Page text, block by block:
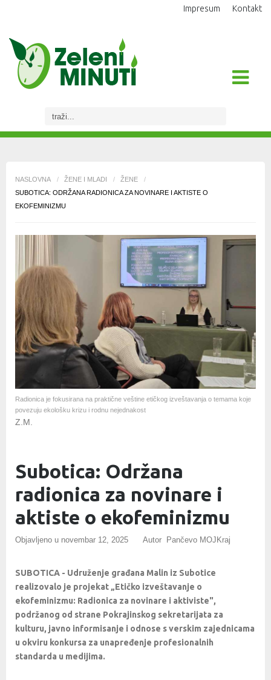
Impresum Kontakt
NASLOVNA / ŽENE I MLADI / ŽENE
/
SUBOTICA: ODRŽANA RADIONICA ZA NOVINARE I AKTISTE O
EKOFEMINIZMU
Radionica je fokusirana na praktične veštine etičkog izveštavanja o temama koje
povezuju ekološku krizu i rodnu nejednakost
Z.M.
Subotica: Održana
radionica za novinare i
aktiste o ekofeminizmu
Objavljeno u novembar 12, 2025 Autor Pančevo MOJKraj
SUBOTICA - Udruženje građana Malin iz Subotice
realizovalo je projekat „Etičko izveštavanje o
ekofeminizmu: Radionica za novinare i aktiviste",
podržanog od strane Pokrajinskog sekretarijata za
kulturu, javno informisanje i odnose s verskim zajednicama
u okviru konkursa za unapređenje profesionalnih
standarda u medijima.